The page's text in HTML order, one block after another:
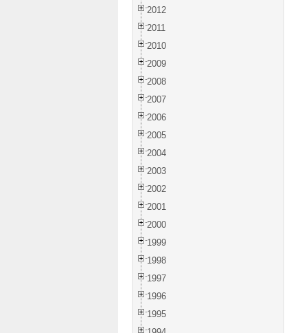
2012
2011
2010
2009
2008
2007
2006
2005
2004
2003
2002
2001
2000
1999
1998
1997
1996
1995